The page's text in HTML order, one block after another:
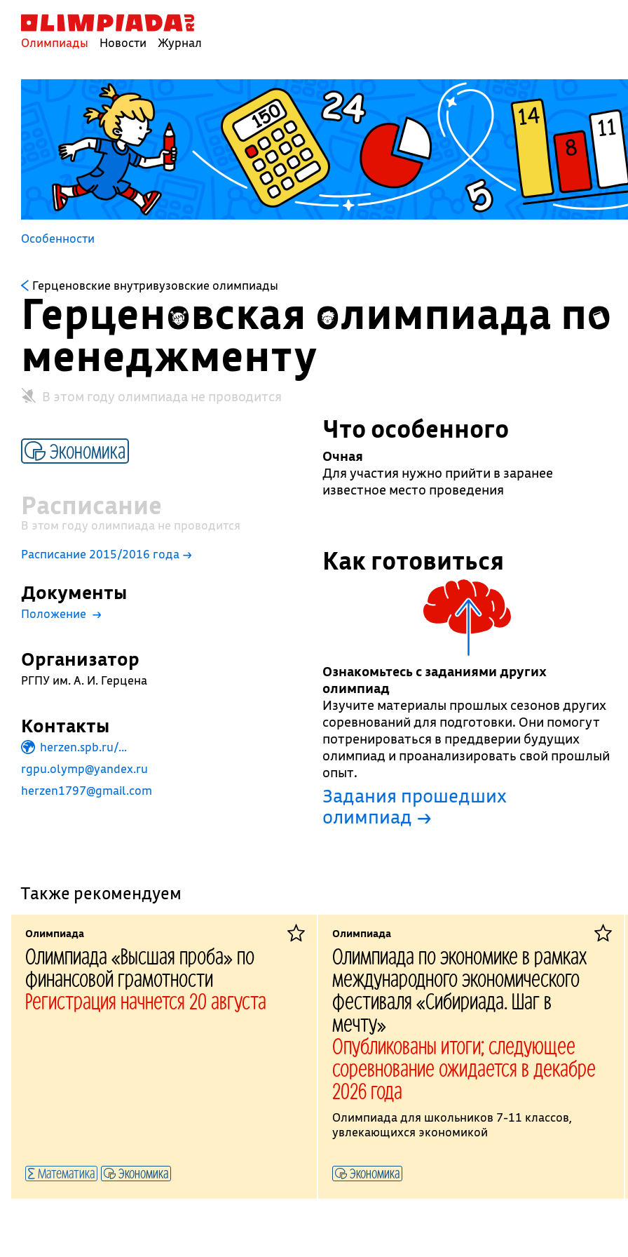
Олимпиады Новости Журнал
Особенности
Герценовские внутривузовские олимпиады
Герценовская олимпиада по
менеджменту
В этом году олимпиада не проводится
Экономика
Расписание
В этом году олимпиада не проводится
Расписание 2015/2016 года →
Документы
Положение →
Организатор
РГПУ им. А. И. Герцена
Контакты
herzen.spb.ru/...
rgpu.olymp@yandex.ru
herzen1797@gmail.com
Что особенного
Очная
Для участия нужно прийти в заранее
известное место проведения
Как готовиться
Ознакомьтесь с заданиями других
олимпиад
Изучите материалы прошлых сезонов других
соревнований для подготовки. Они помогут
потренироваться в преддверии будущих
олимпиад и проанализировать свой прошлый
опыт.
Задания прошедших
олимпиад →
Также рекомендуем
Олимпиада
Олимпиада «Высшая проба» по
финансовой грамотности
Регистрация начнется 20 августа
Математика Экономика
Олимпиада
Олимпиада по экономике в рамках
международного экономического
фестиваля «Сибириада. Шаг в
мечту»
Опубликованы итоги; следующее
соревнование ожидается в декабре
2026 года
Олимпиада для школьников 7-11 классов,
увлекающихся экономикой
Экономика